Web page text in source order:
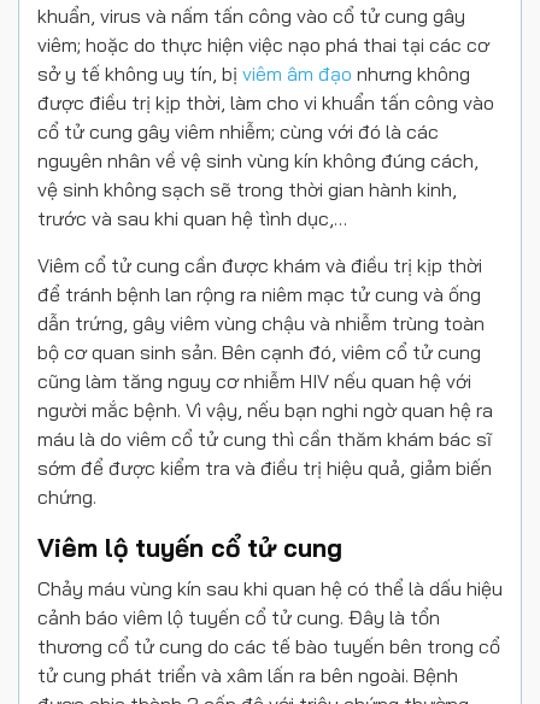
khuẩn, virus và nấm tấn công vào cổ tử cung gây
viêm; hoặc do thực hiện việc nạo phá thai tại các cơ
sở y tế không uy tín, bị viêm âm đạo nhưng không
được điều trị kịp thời, làm cho vi khuẩn tấn công vào
cổ tử cung gây viêm nhiễm; cùng với đó là các
nguyên nhân về vệ sinh vùng kín không đúng cách,
vệ sinh không sạch sẽ trong thời gian hành kinh,
trước và sau khi quan hệ tình dục,…
Viêm cổ tử cung cần được khám và điều trị kịp thời
để tránh bệnh lan rộng ra niêm mạc tử cung và ống
dẫn trứng, gây viêm vùng chậu và nhiễm trùng toàn
bộ cơ quan sinh sản. Bên cạnh đó, viêm cổ tử cung
cũng làm tăng nguy cơ nhiễm HIV nếu quan hệ với
người mắc bệnh. Vì vậy, nếu bạn nghi ngờ quan hệ ra
máu là do viêm cổ tử cung thì cần thăm khám bác sĩ
sớm để được kiểm tra và điều trị hiệu quả, giảm biến
chứng.
Viêm lộ tuyến cổ tử cung
Chảy máu vùng kín sau khi quan hệ có thể là dấu hiệu
cảnh báo viêm lộ tuyến cổ tử cung. Đây là tổn
thương cổ tử cung do các tế bào tuyến bên trong cổ
tử cung phát triển và xâm lấn ra bên ngoài. Bệnh